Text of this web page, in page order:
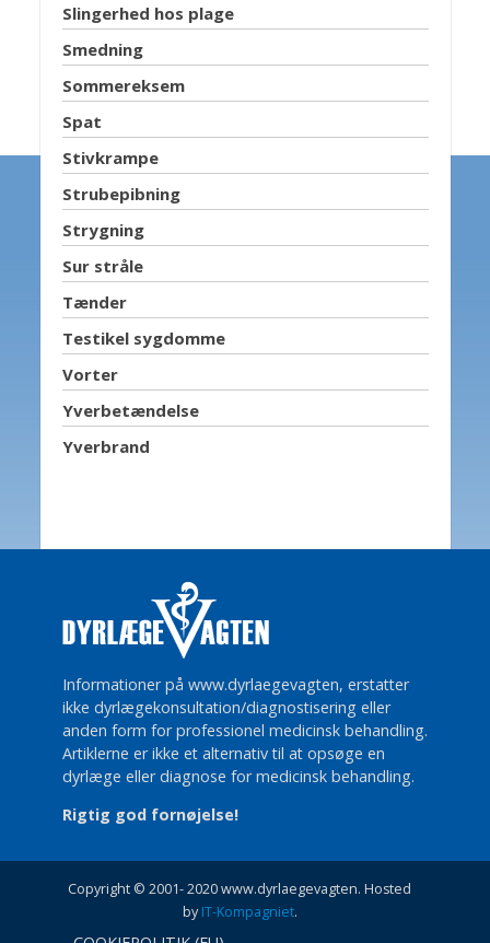
Slingerhed hos plage
Smedning
Sommereksem
Spat
Stivkrampe
Strubepibning
Strygning
Sur stråle
Tænder
Testikel sygdomme
Vorter
Yverbetændelse
Yverbrand
Informationer på www.dyrlaegevagten, erstatter
ikke dyrlægekonsultation/diagnostisering eller
anden form for professionel medicinsk behandling.
Artiklerne er ikke et alternativ til at opsøge en
dyrlæge eller diagnose for medicinsk behandling.
Rigtig god fornøjelse!
Copyright © 2001- 2020 www.dyrlaegevagten. Hosted
byIT-Kompagniet.